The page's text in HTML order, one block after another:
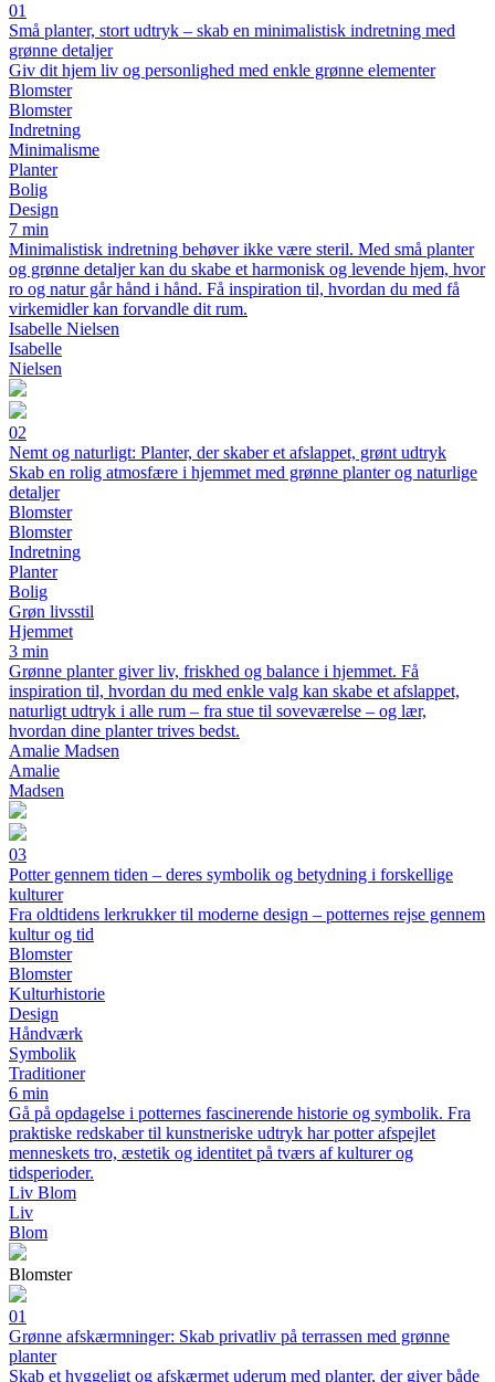
01
Små planter, stort udtryk – skab en minimalistisk indretning med
grønne detaljer
Giv dit hjem liv og personlighed med enkle grønne elementer
Blomster
Blomster
Indretning
Minimalisme
Planter
Bolig
Design
7 min
Minimalistisk indretning behøver ikke være steril. Med små planter
og grønne detaljer kan du skabe et harmonisk og levende hjem, hvor
ro og natur går hånd i hånd. Få inspiration til, hvordan du med få
virkemidler kan forvandle dit rum.
Isabelle Nielsen
Isabelle
Nielsen
02
Nemt og naturligt: Planter, der skaber et afslappet, grønt udtryk
Skab en rolig atmosfære i hjemmet med grønne planter og naturlige
detaljer
Blomster
Blomster
Indretning
Planter
Bolig
Grøn livsstil
Hjemmet
3 min
Grønne planter giver liv, friskhed og balance i hjemmet. Få
inspiration til, hvordan du med enkle valg kan skabe et afslappet,
naturligt udtryk i alle rum – fra stue til soveværelse – og lær,
hvordan dine planter trives bedst.
Amalie Madsen
Amalie
Madsen
03
Potter gennem tiden – deres symbolik og betydning i forskellige
kulturer
Fra oldtidens lerkrukker til moderne design – potternes rejse gennem
kultur og tid
Blomster
Blomster
Kulturhistorie
Design
Håndværk
Symbolik
Traditioner
6 min
Gå på opdagelse i potternes fascinerende historie og symbolik. Fra
praktiske redskaber til kunstneriske udtryk har potter afspejlet
menneskets tro, æstetik og identitet på tværs af kulturer og
tidsperioder.
Liv Blom
Liv
Blom
Blomster
01
Grønne afskærmninger: Skab privatliv på terrassen med grønne
planter
Skab et hyggeligt og afskærmet uderum med planter, der giver både